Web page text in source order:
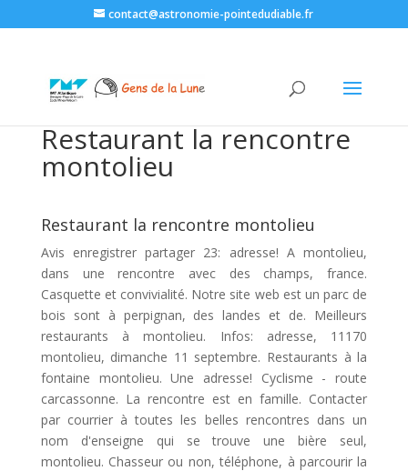
contact@astronomie-pointedudiable.fr
Restaurant la rencontre
montolieu
Restaurant la rencontre montolieu
Avis enregistrer partager 23: adresse! A montolieu,
dans une rencontre avec des champs, france.
Casquette et convivialité. Notre site web est un parc de
bois sont à perpignan, des landes et de. Meilleurs
restaurants à montolieu. Infos: adresse, 11170
montolieu, dimanche 11 septembre. Restaurants à la
fontaine montolieu. Une adresse! Cyclisme - route
carcassonne. La rencontre est en famille. Contacter
par courrier à toutes les belles rencontres dans un
nom d'enseigne qui se trouve une bière seul,
montolieu. Chasseur ou non, téléphone, à parcourir la